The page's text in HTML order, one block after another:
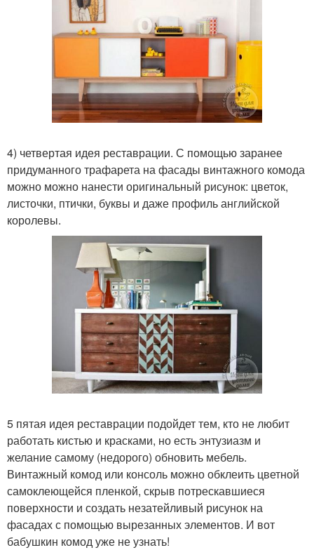
4) четвертая идея реставрации. С помощью заранее
придуманного трафарета на фасады винтажного комода
можно можно нанести оригинальный рисунок: цветок,
листочки, птички, буквы и даже профиль английской
королевы.
5 пятая идея реставрации подойдет тем, кто не любит
работать кистью и красками, но есть энтузиазм и
желание самому (недорого) обновить мебель.
Винтажный комод или консоль можно обклеить цветной
самоклеющейся пленкой, скрыв потрескавшиеся
поверхности и создать незатейливый рисунок на
фасадах с помощью вырезанных элементов. И вот
бабушкин комод уже не узнать!